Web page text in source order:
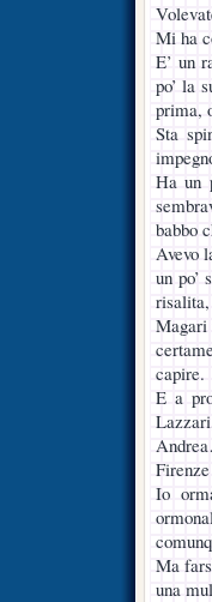
Mi ha
E’ un
po’ la
prima,
Sta
Ha un
babbo
Avevo
un po’
risalita,
Magari
capire.
E a
Io
Ma
una